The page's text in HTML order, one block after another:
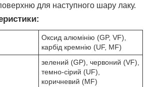
для наступного шару лаку.
Оксид алюмінію (GP, VF),
карбід кремнію (UF, MF)
зелений (GP), червоний (VF),
темно-сірий (UF),
коричневий (MF)